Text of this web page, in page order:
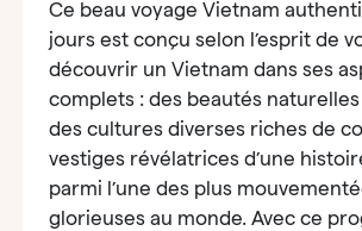
Ce beau voyage Vietnam
jours est conçu selon l’esprit de
découvrir un Vietnam dans ses
complets : des beautés
des cultures diverses riches de
vestiges révélatrices d’une
parmi l’une des plus
glorieuses au monde. Avec ce